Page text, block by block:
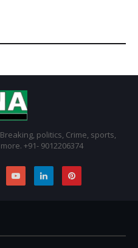
politics, Crime, sports,
+91- 9012206374